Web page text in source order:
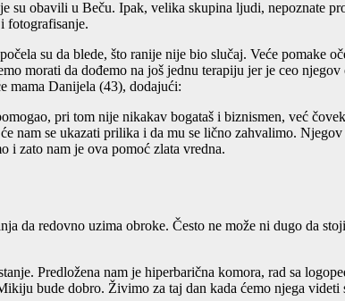
su obavili u Beču. Ipak, velika skupina ljudi, nepoznate
fotografisanje.
su da blede, što ranije nije bio slučaj. Veće pomake
morati da dođemo na još jednu terapiju jer je ceo njegov
mama Danijela (43), dodajući:
pri tom nije nikakav bogataš i biznismen, već
nam se ukazati prilika i da mu se lično zahvalimo. Njegov
i zato nam je ova pomoć zlata vredna.
da redovno uzima obroke. Često ne može ni dugo da
Predložena nam je hiperbarična komora, rad sa
bude dobro. Živimo za taj dan kada ćemo njega videti